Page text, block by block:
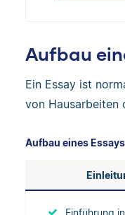
Aufbau
Ein Essay ist
von Hausarbeiten
Aufbau eines Essays